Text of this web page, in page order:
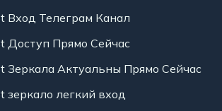
Вход Телеграм Канал
Доступ Прямо Сейчас
Зеркала Актуальны Прямо Сейчас
зеркало легкий вход